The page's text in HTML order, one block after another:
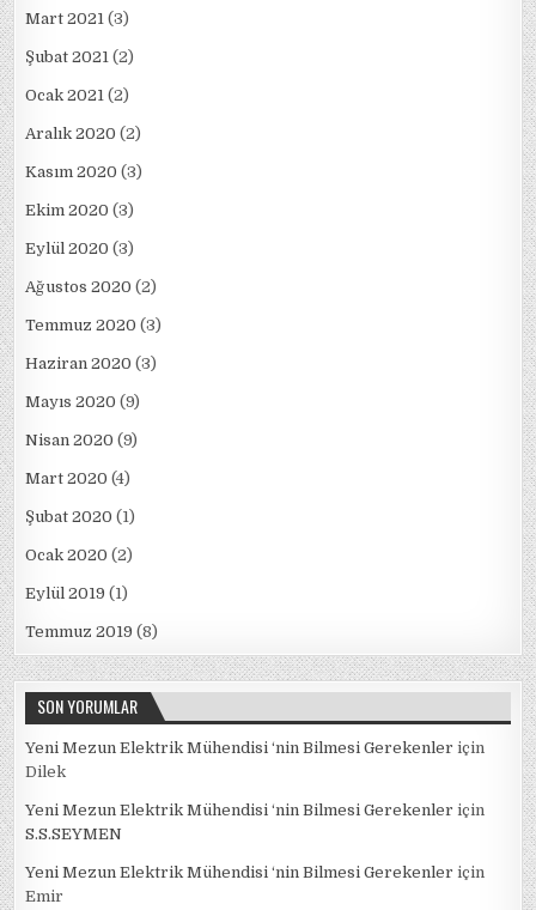
Mart 2021 (3)
Şubat 2021 (2)
Ocak 2021 (2)
Aralık 2020 (2)
Kasım 2020 (3)
Ekim 2020 (3)
Eylül 2020 (3)
Ağustos 2020 (2)
Temmuz 2020 (3)
Haziran 2020 (3)
Mayıs 2020 (9)
Nisan 2020 (9)
Mart 2020 (4)
Şubat 2020 (1)
Ocak 2020 (2)
Eylül 2019 (1)
Temmuz 2019 (8)
SON YORUMLAR
Yeni Mezun Elektrik Mühendisi ‘nin Bilmesi Gerekenler için
Dilek
Yeni Mezun Elektrik Mühendisi ‘nin Bilmesi Gerekenler için
S.S.SEYMEN
Yeni Mezun Elektrik Mühendisi ‘nin Bilmesi Gerekenler için
Emir